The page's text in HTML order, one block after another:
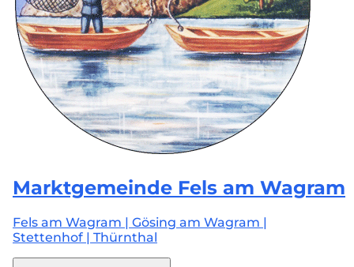
Marktgemeinde Fels am Wagram
Fels am Wagram | Gösing am Wagram |
Stettenhof | Thürnthal